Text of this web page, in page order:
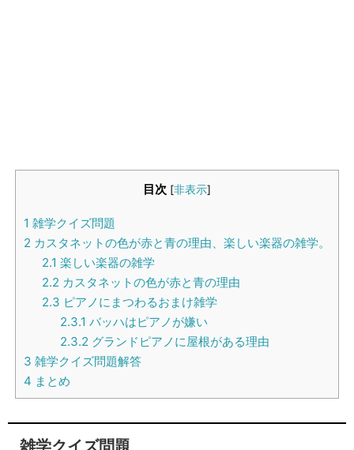
目次 [非表示]
1 雑学クイズ問題
2 カスタネットの色が赤と青の理由、楽しい楽器の雑学。
2.1 楽しい楽器の雑学
2.2 カスタネットの色が赤と青の理由
2.3 ピアノにまつわるおまけ雑学
2.3.1 バッハはピアノが嫌い
2.3.2 グランドピアノに屋根がある理由
3 雑学クイズ問題解答
4 まとめ